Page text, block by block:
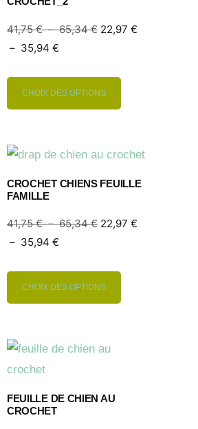
41,75€ – 65,34€ 22,97 €
– 35,94 €
CHOIX DES OPTIONS
CROCHET CHIENS FEUILLE
FAMILLE
41,75€ – 65,34€ 22,97 €
– 35,94 €
CHOIX DES OPTIONS
FEUILLE DE CHIEN AU
CROCHET